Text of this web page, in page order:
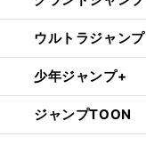
ウルトラジャンプ
少年ジャンプ+
ジャンプTOON